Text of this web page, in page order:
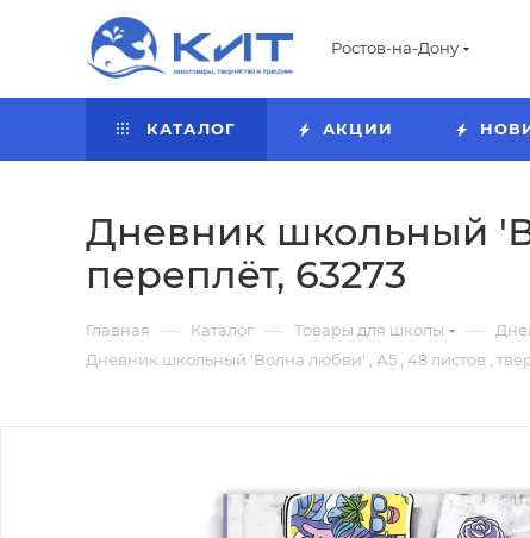
Ростов-на-Дону
КАТАЛОГ АКЦИИ
Дневник школьный
переплёт, 63273
Главная — Каталог — Товары для школы —
Дневник школьный 'Волна любви' , А5 , 48 листов ,